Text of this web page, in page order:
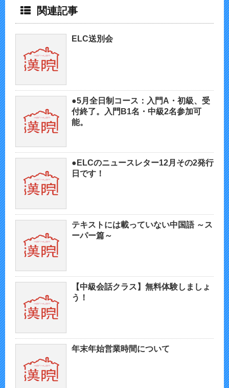
関連記事
ELC送別会
●5月全日制コース：入門A・初級、受
付終了。入門B1名・中級2名参加可
能。
●ELCのニュースレター12月その2発行
日です！
テキストには載っていない中国語 ～ス
ーパー篇～
【中級会話クラス】無料体験しましょ
う！
年末年始営業時間について